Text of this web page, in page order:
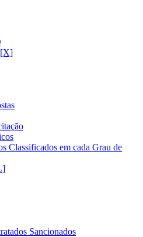
[X]
Classificados em cada Grau de
Sancionados